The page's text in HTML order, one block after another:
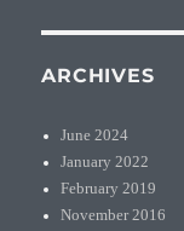
ARCHIVES
June 2024
January 2022
February 2019
November 2016